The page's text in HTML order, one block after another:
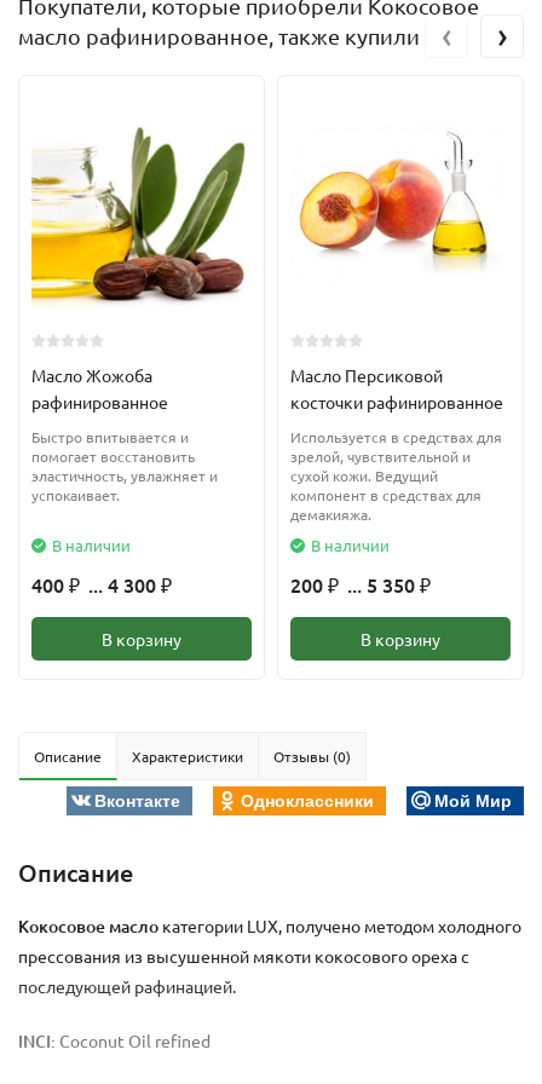
Покупатели, которые приобрели Кокосовое
масло рафинированное, также купили
Масло Жожоба
рафинированное
Быстро впитывается и
помогает восстановить
эластичность, увлажняет и
успокаивает.
В наличии
400 ₽ ... 4 300 ₽
В корзину
Масло Персиковой
косточки рафинированное
Используется в средствах для
зрелой, чувствительной и
сухой кожи. Ведущий
компонент в средствах для
демакияжа.
В наличии
200 ₽ ... 5 350 ₽
В корзину
‹ ›
Описание Характеристики Отзывы (0)
Вконтакте Одноклассники Мой Мир
Описание
Кокосовое масло категории LUX, получено методом холодного
прессования из высушенной мякоти кокосового ореха с
последующей рафинацией.
INCI: Coconut Oil refined